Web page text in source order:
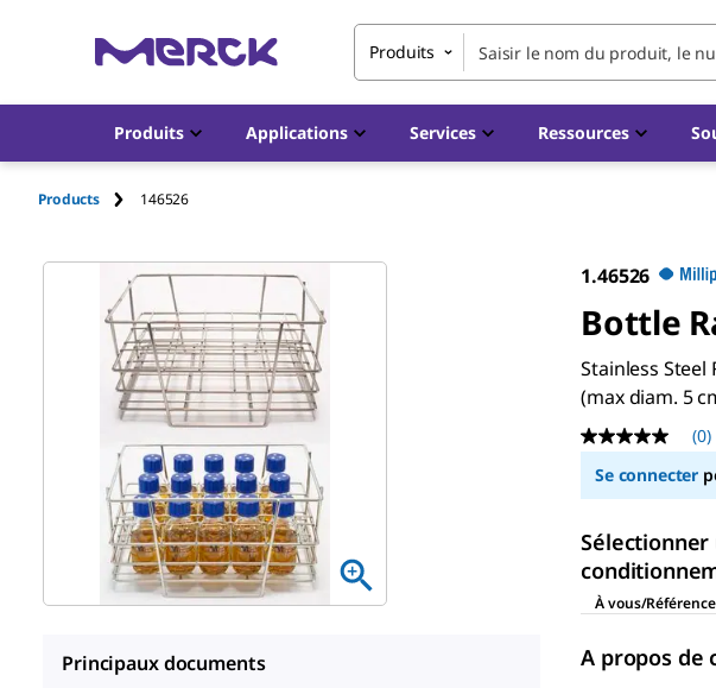
Produits
Produits Applications Services Ressources
Products 146526
Principaux documents
1.46526
Bottle
Stainless
(max diam. 5
No
rating
value
Same
link.
(0)
Se connecter
À vous/Référence
A propos de